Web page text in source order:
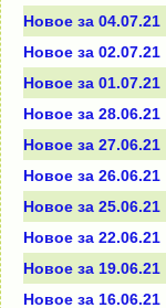
Новое за 04.07.21
Новое за 02.07.21
Новое за 01.07.21
Новое за 28.06.21
Новое за 27.06.21
Новое за 26.06.21
Новое за 25.06.21
Новое за 22.06.21
Новое за 19.06.21
Новое за 16.06.21